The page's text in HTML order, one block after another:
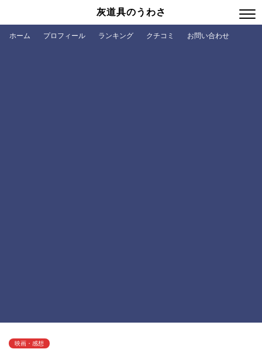
灰道具のうわさ
ホーム プロフィール ランキング クチコミ お問い合わせ
映画・感想